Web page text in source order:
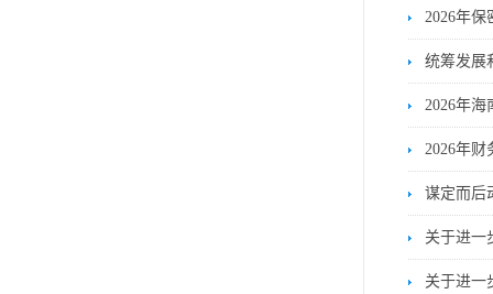
2026年保
统筹发展
2026年海
2026年财
谋定而后
关于进一
关于进一